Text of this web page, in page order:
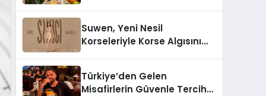
Suwen, Yeni Nesil
Korseleriyle Korse Algısını
Türkiye’den Gelen
Misafirlerin Güvenle Tercih